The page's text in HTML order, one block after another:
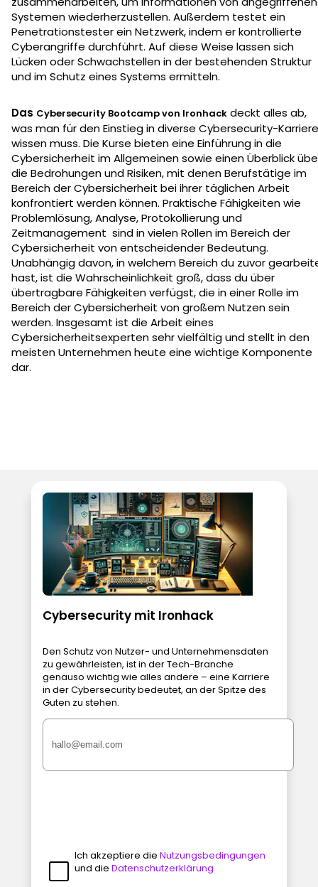
Systemen wiederherzustellen. Außerdem testet ein
Penetrationstester ein Netzwerk, indem er kontrollierte
Cyberangriffe durchführt. Auf diese Weise lassen sich
Lücken oder Schwachstellen in der bestehenden Struktur
und im Schutz eines Systems ermitteln.
Das Cybersecurity Bootcamp von Ironhack deckt alles ab,
was man für den Einstieg in diverse Cybersecurity-
wissen muss. Die Kurse bieten eine Einführung in die
Cybersicherheit im Allgemeinen sowie einen Überblick
die Bedrohungen und Risiken, mit denen Berufstätige im
Bereich der Cybersicherheit bei ihrer täglichen Arbeit
konfrontiert werden können. Praktische Fähigkeiten wie
Problemlösung, Analyse, Protokollierung und
Zeitmanagement sind in vielen Rollen im Bereich der
Cybersicherheit von entscheidender Bedeutung.
Unabhängig davon, in welchem Bereich du zuvor
hast, ist die Wahrscheinlichkeit groß, dass du über
übertragbare Fähigkeiten verfügst, die in einer Rolle im
Bereich der Cybersicherheit von großem Nutzen sein
werden. Insgesamt ist die Arbeit eines
Cybersicherheitsexperten sehr vielfältig und stellt in den
meisten Unternehmen heute eine wichtige Komponente
dar.
Cybersecurity mit Ironhack
Den Schutz von Nutzer- und Unternehmensdaten
zu gewährleisten, ist in der Tech-Branche
genauso wichtig wie alles andere – eine Karriere
in der Cybersecurity bedeutet, an der Spitze des
Guten zu stehen.
Ich akzeptiere die Nutzungsbedingungen
und die Datenschutzerklärung